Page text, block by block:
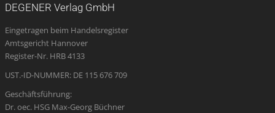
new
window
new
window
new
window
opens
in
new
new
DEGENER Verlag GmbH
Eingetragen beim Handelsregister
Amtsgericht Hannover
Register-Nr. HRB 4133
UST.-ID-NUMMER: DE 115 676 709
Geschäftsführung:
Dr. oec. HSG Max-Georg Büchner